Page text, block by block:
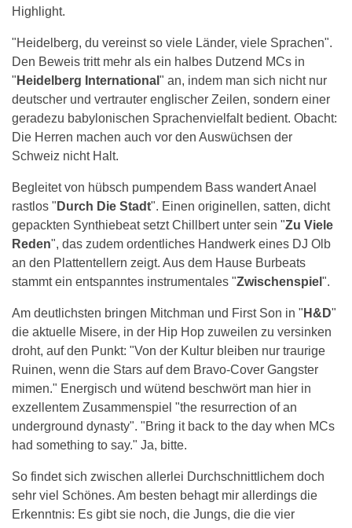
Highlight.
"Heidelberg, du vereinst so viele Länder, viele Sprachen".
Den Beweis tritt mehr als ein halbes Dutzend MCs in
" Heidelberg International " an, indem man sich nicht nur
deutscher und vertrauter englischer Zeilen, sondern einer
geradezu babylonischen Sprachenvielfalt bedient. Obacht:
Die Herren machen auch vor den Auswüchsen der
Schweiz nicht Halt.
Begleitet von hübsch pumpendem Bass wandert Anael
rastlos " Durch Die Stadt". Einen originellen, satten, dicht
gepackten Synthiebeat setzt Chillbert unter sein "Zu Viele
Reden", das zudem ordentliches Handwerk eines DJ Olb
an den Plattentellern zeigt. Aus dem Hause Burbeats
stammt ein entspanntes instrumentales "Zwischenspiel ".
Am deutlichsten bringen Mitchman und First Son in " H&D"
die aktuelle Misere, in der Hip Hop zuweilen zu versinken
droht, auf den Punkt: "Von der Kultur bleiben nur traurige
Ruinen, wenn die Stars auf dem Bravo-Cover Gangster
mimen." Energisch und wütend beschwört man hier in
exzellentem Zusammenspiel "the resurrection of an
underground dynasty". "Bring it back to the day when MCs
had something to say." Ja, bitte.
So findet sich zwischen allerlei Durchschnittlichem doch
sehr viel Schönes. Am besten behagt mir allerdings die
Erkenntnis: Es gibt sie noch, die Jungs, die die vier